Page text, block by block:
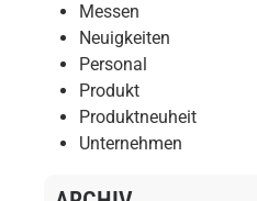
Messen
Neuigkeiten
Personal
Produkt
Produktneuheit
Unternehmen